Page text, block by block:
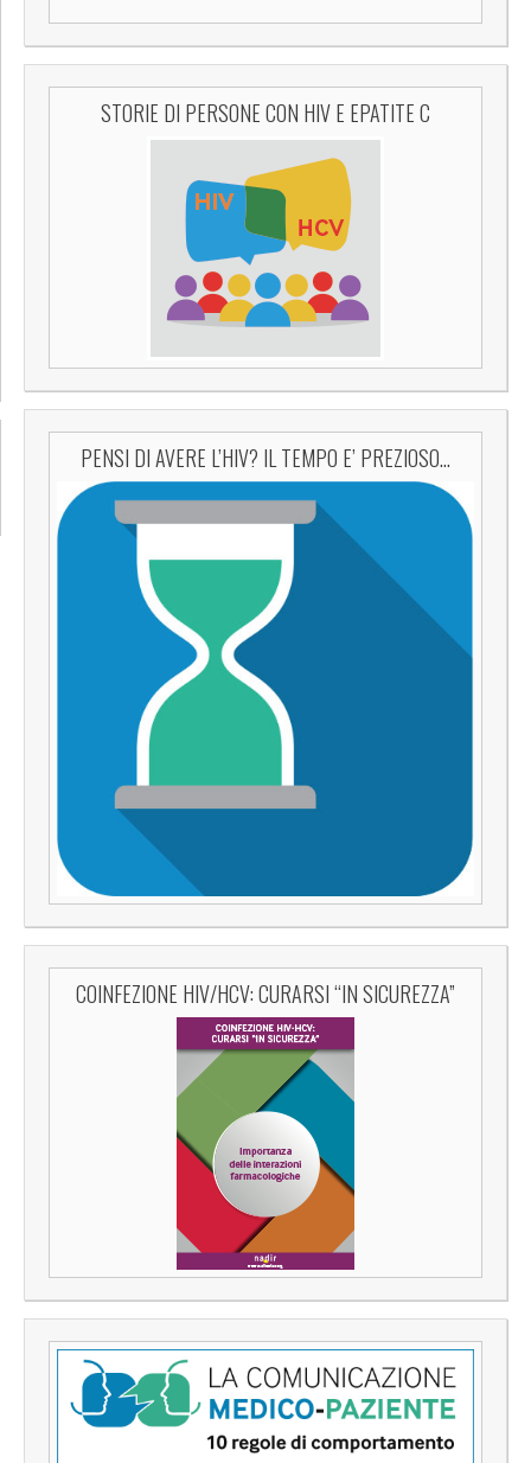
STORIE DI PERSONE CON HIV E EPATITE C
PENSI DI AVERE L’HIV? IL TEMPO E’ PREZIOSO…
COINFEZIONE HIV/HCV: CURARSI “IN SICUREZZA”